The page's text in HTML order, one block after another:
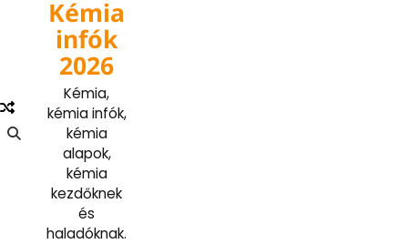
Kémia
infók
2026
Kémia,
kémia infók,
kémia
alapok,
kémia
kezdőknek
és
haladóknak.